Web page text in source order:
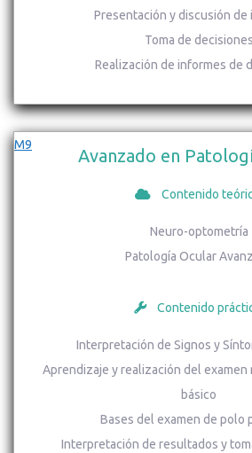
Presentación y discusión de
Toma de decisiones
Realización de informes de
M9
Avanzado en
Contenido
Neuro-optometría
Patología Ocular
Contenido
Interpretación de Signos y
Aprendizaje y realización del
básico
Bases del examen de polo
Interpretación de resultados y